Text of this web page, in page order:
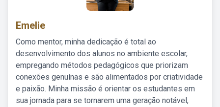
Emelie
Como mentor, minha dedicação é total ao
desenvolvimento dos alunos no ambiente escolar,
empregando métodos pedagógicos que priorizam
conexões genuínas e são alimentados por criatividade
e paixão. Minha missão é orientar os estudantes em
sua jornada para se tornarem uma geração notável,